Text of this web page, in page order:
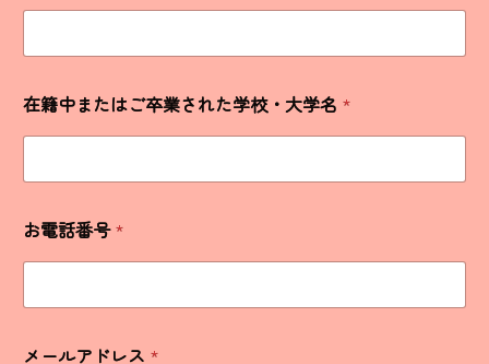
話
号
学
望
在籍中またはご卒業された学校・大学名 *
お電話番号*
メールアドレス *